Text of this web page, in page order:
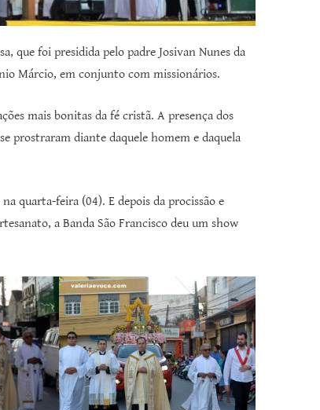
que foi presidida pelo padre Josivan Nunes da
Márcio, em conjunto com missionários.
mais bonitas da fé cristã. A presença dos
prostraram diante daquele homem e daquela
quarta-feira (04). E depois da procissão e
a Banda São Francisco deu um show